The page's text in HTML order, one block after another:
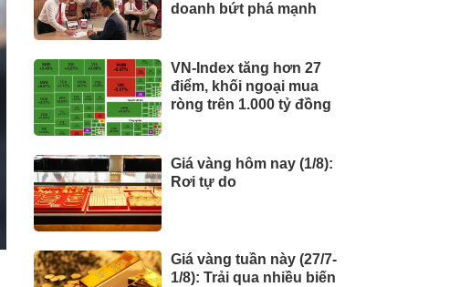
doanh bứt phá mạnh
VN-Index tăng hơn 27
điểm, khối ngoại mua
ròng trên 1.000 tỷ đồng
Giá vàng hôm nay (1/8):
Rơi tự do
Giá vàng tuần này (27/7-
1/8): Trải qua nhiều biến